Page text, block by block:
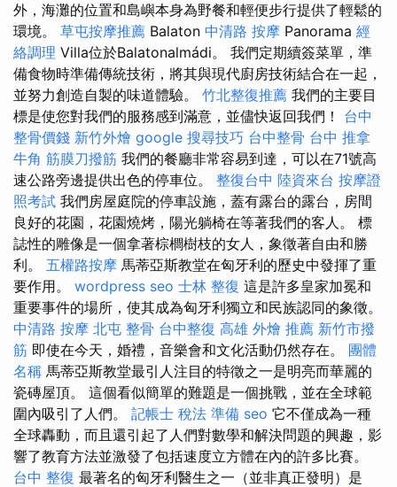
外，海灘的位置和島嶼本身為野餐和輕便步行提供了輕鬆的
環境。 草屯按摩推薦 Balaton 中清路 按摩 Panorama 經
絡調理 Villa位於Balatonalmádi。 我們定期續簽菜單，準
備食物時準備傳統技術，將其與現代廚房技術結合在一起，
並努力創造自製的味道體驗。 竹北整復推薦 我們的主要目
標是使您對我們的服務感到滿意，並儘快返回我們！ 台中
整骨價錢 新竹外燴 google 搜尋技巧 台中整骨 台中 推拿
牛角 筋膜刀撥筋 我們的餐廳非常容易到達，可以在71號高
速公路旁邊提供出色的停車位。 整復台中 陸資來台 按摩證
照考試 我們房屋庭院的停車設施，蓋有露台的露台，房間
良好的花園，花園燒烤，陽光躺椅在等著我們的客人。 標
誌性的雕像是一個拿著棕櫚樹枝的女人，象徵著自由和勝
利。 五權路按摩 馬蒂亞斯教堂在匈牙利的歷史中發揮了重
要作用。 wordpress seo 士林 整復 這是許多皇家加冕和
重要事件的場所，使其成為匈牙利獨立和民族認同的象徵。
中清路 按摩 北屯 整骨 台中整復 高雄 外燴 推薦 新竹市撥
筋 即使在今天，婚禮，音樂會和文化活動仍然存在。 團體
名稱 馬蒂亞斯教堂最引人注目的特徵之一是明亮而華麗的
瓷磚屋頂。 這個看似簡單的難題是一個挑戰，並在全球範
圍內吸引了人們。 記帳士 稅法 準備 seo 它不僅成為一種
全球轟動，而且還引起了人們對數學和解決問題的興趣，影
響了教育方法並激發了包括速度立方體在內的許多比賽。
台中 整復 最著名的匈牙利醫生之一（並非真正發明）是